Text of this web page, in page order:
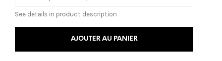
See details in product description
AJOUTER AU PANIER